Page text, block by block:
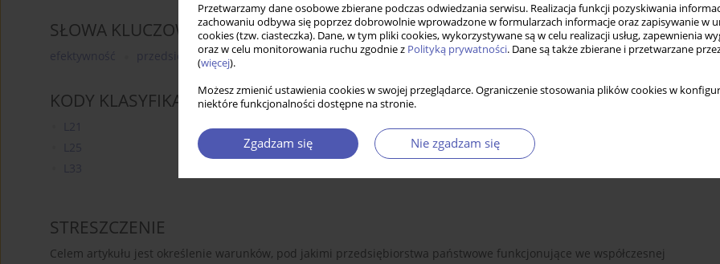
Przetwarzamy dane osobowe zbierane podczas odwiedzania serwisu. Realizacja funkcji pozyskiwania
zachowaniu odbywa się poprzez dobrowolnie wprowadzone w formularzach informacje oraz zapisywanie w
cookies (tzw. ciasteczka). Dane, w tym pliki cookies, wykorzystywane są w celu realizacji usług, zapewnienia
oraz w celu monitorowania ruchu zgodnie z Polityką prywatności. Dane są także zbierane i przetwarzane
(więcej).
Możesz zmienić ustawienia cookies w swojej przeglądarce. Ograniczenie stosowania plików cookies w
niektóre funkcjonalności dostępne na stronie.
Zgadzam się Nie zgadzam się
SŁOWA KLUCZOWE
efektywność przedsiębiorstwo państwowe instytucje państwa pogoń za rentą polityka właścicielska
KODY KLASYFIKACJI JEL
L21
L25
L33
STRESZCZENIE
Celem artykułu jest określenie warunków, pod jakimi przedsiębiorstwa państwowe funkcjonujące we współczesnej